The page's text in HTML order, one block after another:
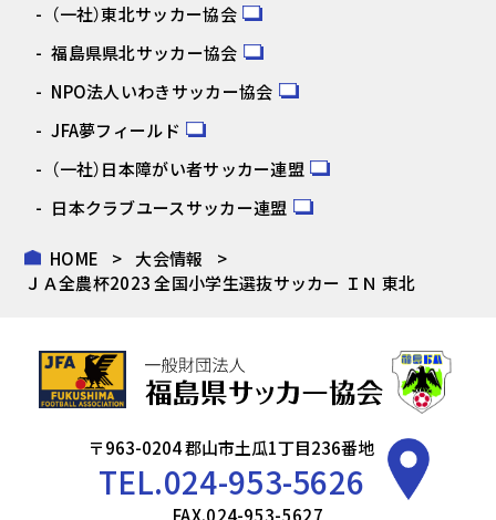
（一社）東北サッカー協会
福島県県北サッカー協会
NPO法人いわきサッカー協会
JFA夢フィールド
（一社）日本障がい者サッカー連盟
日本クラブユースサッカー連盟
HOME
大会情報
ＪＡ全農杯2023 全国小学生選抜サッカー ＩＮ 東北
〒963-0204 郡山市土瓜1丁目236番地
TEL.024-953-5626
FAX.024-953-5627